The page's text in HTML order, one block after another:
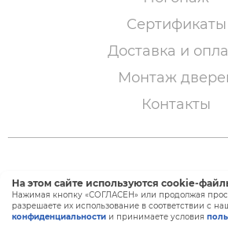
Сертификаты
Доставка и
Монтаж
Контакты
© 2005 – 2026 «Двери
Создание и продвижение
На этом сайте используются cookie-
Нажимая кнопку «СОГЛАСЕН» или продолжая
разрешаете их использование в соответствии с
конфиденциальности и принимаете условия